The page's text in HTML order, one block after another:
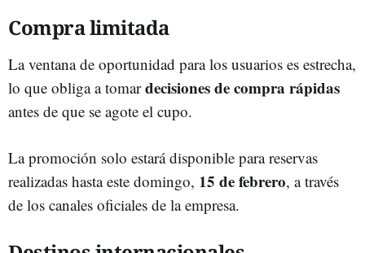
Compra limitada
La ventana de oportunidad para los usuarios es estrecha,
lo que obliga a tomardecisiones de compra rápidas
antes de que se agote el cupo.
La promoción solo estará disponible para reservas
realizadas hasta este domingo, 15 de febrero, a través
de los canales oficiales de la empresa.